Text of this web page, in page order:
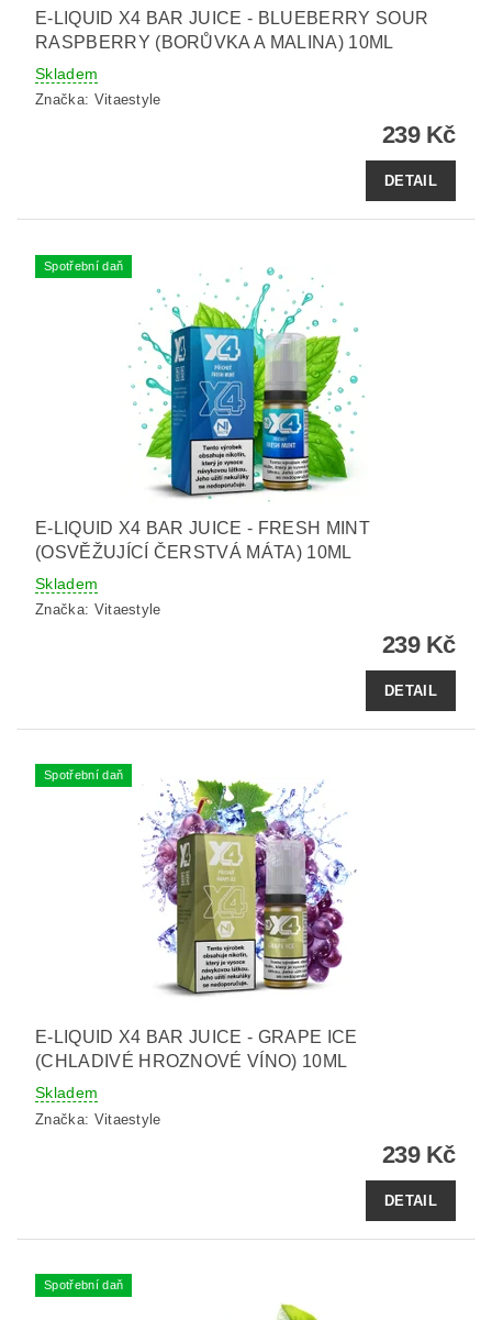
E-LIQUID X4 BAR JUICE - BLUEBERRY SOUR
RASPBERRY (BORŮVKA A MALINA) 10ML
Skladem
Značka: Vitaestyle
239 Kč
DETAIL
Spotřební daň
E-LIQUID X4 BAR JUICE - FRESH MINT
(OSVĚŽUJÍCÍ ČERSTVÁ MÁTA) 10ML
Skladem
Značka: Vitaestyle
239 Kč
DETAIL
Spotřební daň
E-LIQUID X4 BAR JUICE - GRAPE ICE
(CHLADIVÉ HROZNOVÉ VÍNO) 10ML
Skladem
Značka: Vitaestyle
239 Kč
DETAIL
Spotřební daň